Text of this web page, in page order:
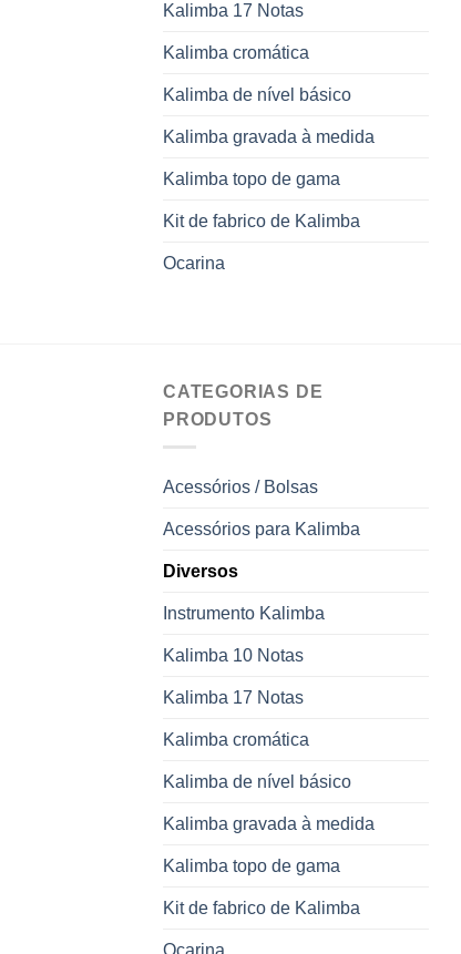
Kalimba 17 Notas
Kalimba cromática
Kalimba de nível básico
Kalimba gravada à medida
Kalimba topo de gama
Kit de fabrico de Kalimba
Ocarina
CATEGORIAS DE
PRODUTOS
Acessórios / Bolsas
Acessórios para Kalimba
Diversos
Instrumento Kalimba
Kalimba 10 Notas
Kalimba 17 Notas
Kalimba cromática
Kalimba de nível básico
Kalimba gravada à medida
Kalimba topo de gama
Kit de fabrico de Kalimba
Ocarina